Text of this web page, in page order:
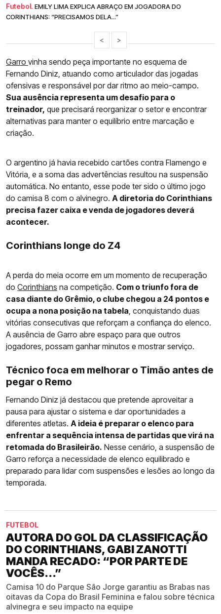
Futebol. EMILY LIMA EXPLICA ABRAÇO EM JOGADORA DO
CORINTHIANS: “PRECISAMOS DELA...”
< >
Garro vinha sendo peça importante no esquema de
Fernando Diniz, atuando como articulador das jogadas
ofensivas e responsável por dar ritmo ao meio-campo.
Sua ausência representa um desafio para o
treinador, que precisará reorganizar o setor e encontrar
alternativas para manter o equilíbrio entre marcação e
criação.
O argentino já havia recebido cartões contra Flamengo e
Vitória, e a soma das advertências resultou na suspensão
automática. No entanto, esse pode ter sido o último jogo
do camisa 8 com o alvinegro. A diretoria do Corinthians
precisa fazer caixa e venda de jogadores deverá
acontecer.
Corinthians longe do Z4
A perda do meia ocorre em um momento de recuperação
do Corinthians na competição. Com o triunfo fora de
casa diante do Grêmio, o clube chegou a 24 pontos e
ocupa a nona posição na tabela , conquistando duas
vitórias consecutivas que reforçam a confiança do elenco.
A ausência de Garro abre espaço para que outros
jogadores, possam ganhar minutos e mostrar serviço.
Técnico foca em melhorar o Timão antes de
pegar o Remo
Fernando Diniz já destacou que pretende aproveitar a
pausa para ajustar o sistema e dar oportunidades a
diferentes atletas. A ideia é preparar o elenco para
enfrentar a sequência intensa de partidas que virá na
retomada do Brasileirão. Nesse cenário, a suspensão de
Garro reforça a necessidade de elenco equilibrado e
preparado para lidar com suspensões e lesões ao longo da
temporada.
FUTEBOL
AUTORA DO GOL DA CLASSIFICAÇÃO
DO CORINTHIANS, GABI ZANOTTI
MANDA RECADO: “POR PARTE DE
VOCÊS...”
Camisa 10 do Parque São Jorge garantiu as Brabas nas
oitavas da Copa do Brasil Feminina e falou sobre técnica
alvinegra e seu impacto na equipe